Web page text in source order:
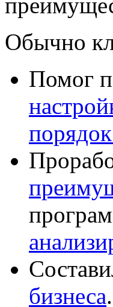
Обычно
Помог
бизнеса.